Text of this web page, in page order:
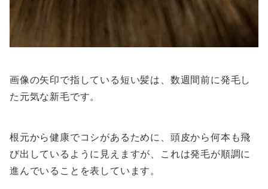
画像の矢印で指している短い髪は、数週間前に発毛し
た元気な新毛です。
根元から健康でコシがあるために、頭皮から何本も飛
び出しているように見えますが、これは発毛が順調に
進んでいることを表しています。